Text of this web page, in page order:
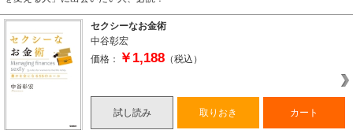
セクシーなお金術
中谷彰宏
価格：
￥1,188 （税込）
試し読み 取りおき カート